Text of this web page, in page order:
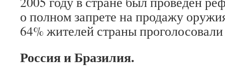
о полном запрете на продажу
64% жителей страны
Россия и Бразилия.